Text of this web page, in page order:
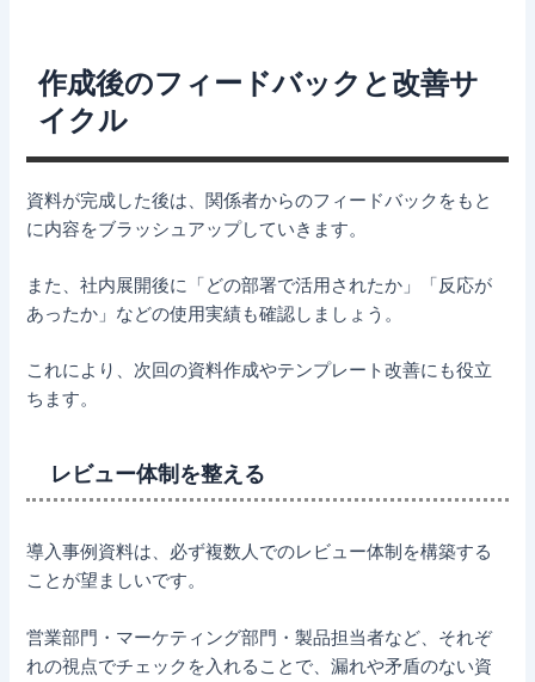
作成後のフィードバックと改善サ
イクル
資料が完成した後は、関係者からのフィードバックをもと
に内容をブラッシュアップしていきます。
また、社内展開後に「どの部署で活用されたか」「反応が
あったか」などの使用実績も確認しましょう。
これにより、次回の資料作成やテンプレート改善にも役立
ちます。
レビュー体制を整える
導入事例資料は、必ず複数人でのレビュー体制を構築する
ことが望ましいです。
営業部門・マーケティング部門・製品担当者など、それぞ
れの視点でチェックを入れることで、漏れや矛盾のない資